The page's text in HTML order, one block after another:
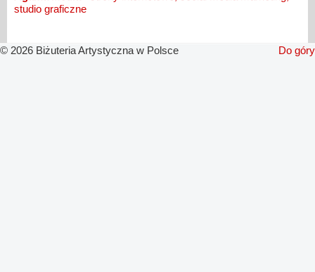
studio graficzne
Do góry
© 2026 Biżuteria Artystyczna w Polsce